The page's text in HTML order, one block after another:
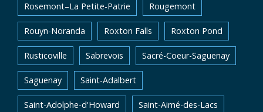
Rosemont–La Petite-Patrie Rougemont
Rouyn-Noranda Roxton Falls Roxton Pond
Rusticoville Sabrevois Sacré-Coeur-Saguenay
Saguenay Saint-Adalbert
Saint-Adolphe-d'Howard Saint-Aimé-des-Lacs